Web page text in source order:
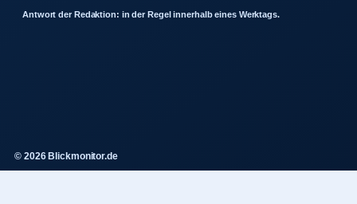
Antwort der Redaktion: in der Regel innerhalb eines Werktags.
© 2026 Blickmonitor.de